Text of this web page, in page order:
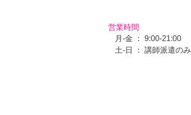
営業時間
月-金 ： 9:00-21:00
​土-日 ： ​講師派遣のみ